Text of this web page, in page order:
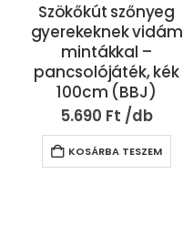
Szökőkút szőnyeg
gyerekeknek vidám
mintákkal –
pancsolójáték, kék
100cm (BBJ)
5.690 Ft
KOSÁRBA TESZEM